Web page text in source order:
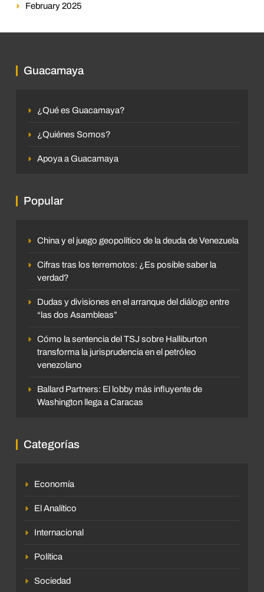
February 2025
Guacamaya
¿Qué es Guacamaya?
¿Quiénes Somos?
Apoya a Guacamaya
Popular
China y el juego geopolítico de la deuda de Venezuela
Cifras tras los terremotos: ¿Es posible saber la
verdad?
Dudas y divisiones en el arranque del diálogo entre
“las dos Asambleas”
Cómo la sentencia del TSJ sobre Halliburton
transforma la jurisprudencia en el petróleo
venezolano
Ballard Partners: El lobby más influyente de
Washington llega a Caracas
Categorías
Economía
El Analítico
Internacional
Política
Sociedad